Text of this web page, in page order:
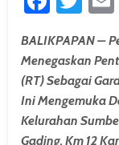
BALIKPAPAN –
Menegaskan
(RT) Sebagai
Ini Mengemuka
Kelurahan
Gading, Km 12